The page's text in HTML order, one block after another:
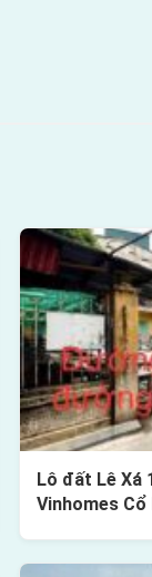
Lô đất Lê Xá
Vinhomes Cổ